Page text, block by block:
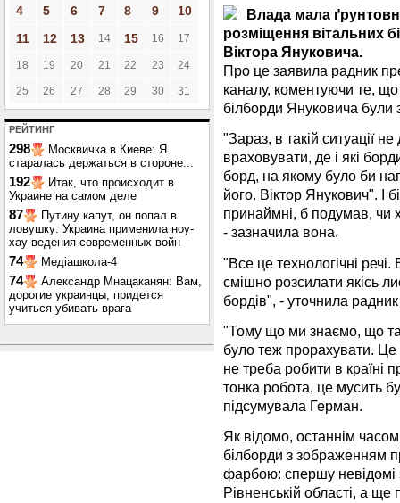
4
5 6 7 8 9
10
11
12 13 14 15 16 17
18 19 20 21 22 23 24
25 26 27 28 29 30 31
РЕЙТИНГ
298
Москвичка в Киеве: Я
старалась держаться в стороне...
192
Итак, что происходит в
Украине на самом деле
87
Путину капут, он попал в
ловушку: Украина применила ноу-
хау ведения современных войн
74 Медіашкола-4
74
Александр Мнацаканян: Вам,
дорогие украинцы, придется
учиться убивать врага
Влада мала
розміщення вітальних
Віктора Януковича.
Про це заявила радник
каналу, коментуючи те, що
білборди Януковича
"Зараз, в такій ситуації
враховувати, де і які
борд, на якому було би
його. Віктор Янукович". І
принаймні, б подумав, чи
- зазначила вона.
"Все це технологічні
смішно розсилати якісь
бордів", - уточнила
"Тому що ми знаємо, що
було теж прорахувати. Це
не треба робити в країні
тонка робота, це мусить
підсумувала Герман.
Як відомо, останнім часом
білборди з зображенням
фарбою: спершу невідомі
Рівненській області, а ще